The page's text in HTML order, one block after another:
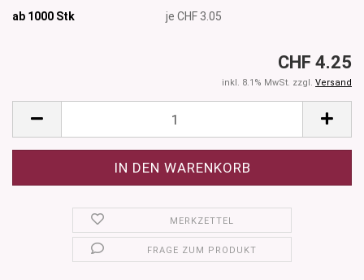
ab 1000 Stk je CHF 3.05
CHF 4.25
inkl. 8.1% MwSt. zzgl. Versand
MERKZETTEL
FRAGE ZUM PRODUKT